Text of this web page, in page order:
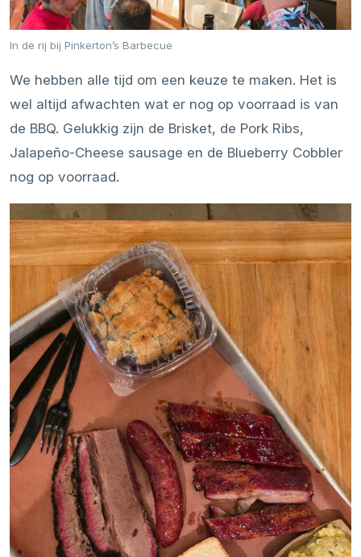
In de rij bij Pinkerton’s Barbecue
We hebben alle tijd om een keuze te maken. Het is
wel altijd afwachten wat er nog op voorraad is van
de BBQ. Gelukkig zijn de Brisket, de Pork Ribs,
Jalapeño-Cheese sausage en de Blueberry Cobbler
nog op voorraad.